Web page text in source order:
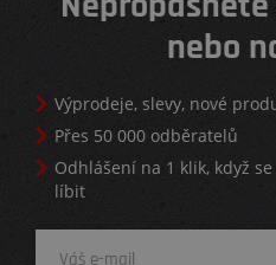
nebo
Výprodeje, slevy, nové
Přes 50 000 odběratelů
Odhlášení na 1 klik, když
líbit